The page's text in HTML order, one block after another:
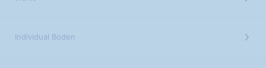
Individual Boden